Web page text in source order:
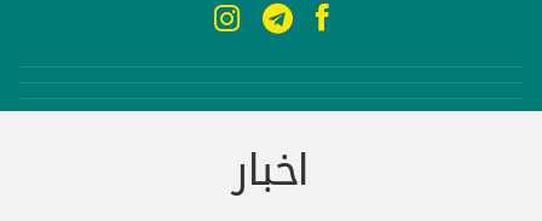
اخبار